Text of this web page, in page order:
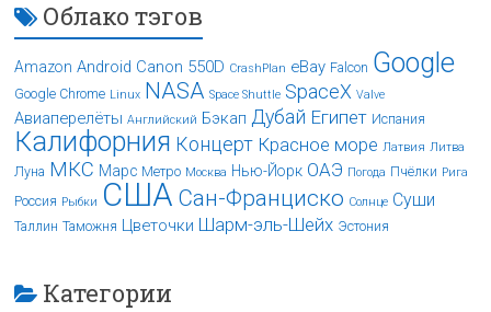
Облако тэгов
Amazon Android Canon 550D CrashPlan eBay Falcon Google
Google Chrome Linux NASA Space Shuttle SpaceX Valve
Авиаперелёты Английский Бэкап Дубай Египет Испания
Калифорния Концерт Красное море Латвия Литва
Луна МКС Марс Метро Москва Нью-Йорк ОАЭ Погода Пчёлки Рига
Россия Рыбки США Сан-Франциско Солнце Суши
Таллин Таможня Цветочки Шарм-эль-Шейх Эстония
Категории